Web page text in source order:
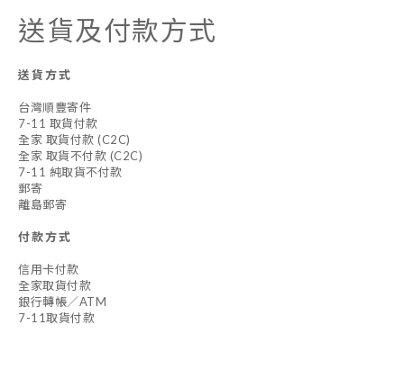
送貨及付款方式
送貨方式
台灣順豐寄件
7-11 取貨付款
全家 取貨付款 (C2C)
全家 取貨不付款 (C2C)
7-11 純取貨不付款
郵寄
離島郵寄
付款方式
信用卡付款
全家取貨付款
銀行轉帳／ATM
7-11取貨付款